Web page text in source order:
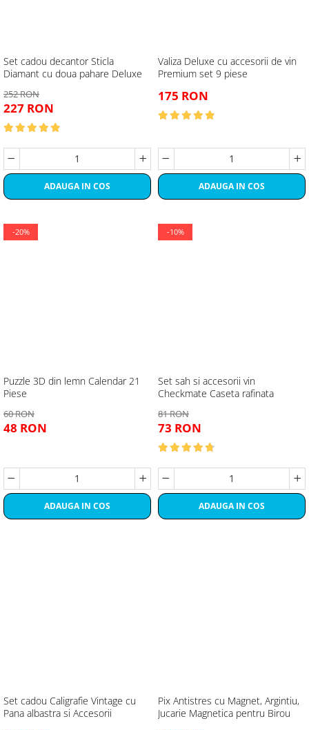
Set cadou decantor Sticla
Diamant cu doua pahare Deluxe
252 RON
227 RON
ADAUGA IN COS
Valiza Deluxe cu accesorii de vin
Premium set 9 piese
175 RON
ADAUGA IN COS
-20%
Puzzle 3D din lemn Calendar 21
Piese
60 RON
48 RON
ADAUGA IN COS
-10%
Set sah si accesorii vin
Checkmate Caseta rafinata
81 RON
73 RON
ADAUGA IN COS
Set cadou Caligrafie Vintage cu
Pana albastra si Accesorii
Pix Antistres cu Magnet, Argintiu,
Jucarie Magnetica pentru Birou